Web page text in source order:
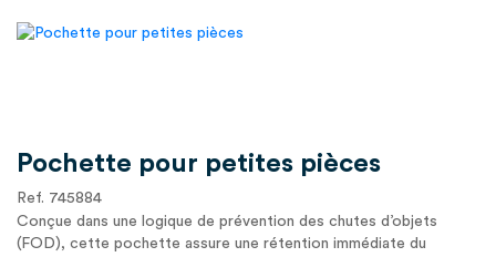
Pochette pour petites pièces
Ref. 745884
Conçue dans une logique de prévention des chutes d’objets
(FOD), cette pochette assure une rétention immédiate du